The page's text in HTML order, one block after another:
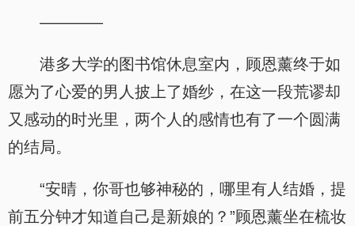
————
港多大学的图书馆休息室内，顾恩薰终于如
愿为了心爱的男人披上了婚纱，在这一段荒谬却
又感动的时光里，两个人的感情也有了一个圆满
的结局。
“安晴，你哥也够神秘的，哪里有人结婚，提
前五分钟才知道自己是新娘的？”顾恩薰坐在梳妆